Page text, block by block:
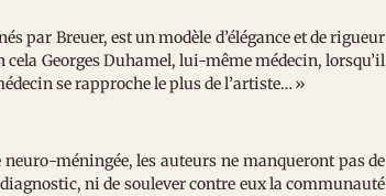
par Breuer, est un modèle d’élégance et de rigueur
Georges Duhamel, lui-même médecin, lorsqu’il
se rapproche le plus de l’artiste… »
méningée, les auteurs ne manqueront pas de
ni de soulever contre eux la communauté